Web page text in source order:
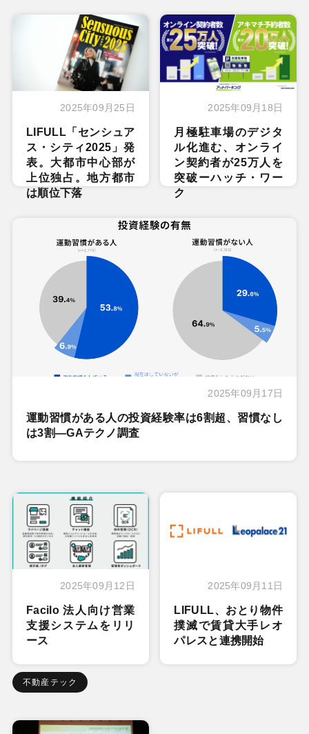
2025年09月25日
LIFULL「センシュア
ス・シティ2025」発
表。大都市中心部が
上位独占。地方都市
は順位下落
2025年09月18日
月極駐車場のデジタ
ル化進む、オンライ
ン契約者が25万人を
突破ーハッチ・ワー
ク
2025年09月17日
運動習慣がある人の投資経験率は6割超、習慣なし
は3割―GAテクノ調査
2025年09月12日
Facilo 法人向け営業
支援システムをリリ
ース
不動産テック
2025年09月11日
LIFULL、おとり物件
撲滅で賃貸大手レオ
パレスと連携開始